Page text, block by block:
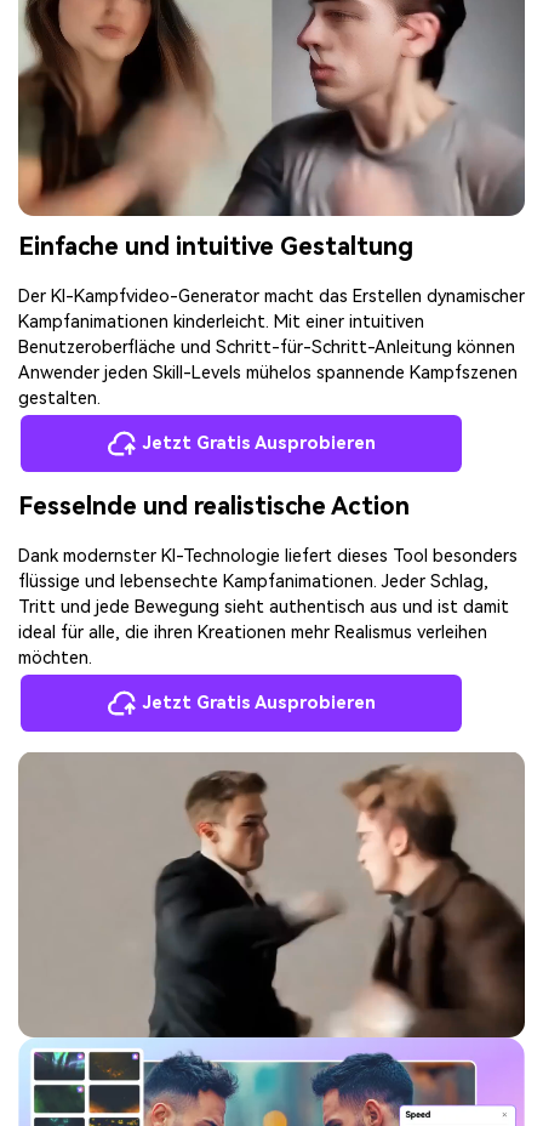
Einfache und intuitive Gestaltung
Der KI-Kampfvideo-Generator macht das Erstellen dynamischer
Kampfanimationen kinderleicht. Mit einer intuitiven
Benutzeroberfläche und Schritt-für-Schritt-Anleitung können
Anwender jeden Skill-Levels mühelos spannende Kampfszenen
gestalten.
Jetzt Gratis Ausprobieren
Fesselnde und realistische Action
Dank modernster KI-Technologie liefert dieses Tool besonders
flüssige und lebensechte Kampfanimationen. Jeder Schlag,
Tritt und jede Bewegung sieht authentisch aus und ist damit
ideal für alle, die ihren Kreationen mehr Realismus verleihen
möchten.
Jetzt Gratis Ausprobieren